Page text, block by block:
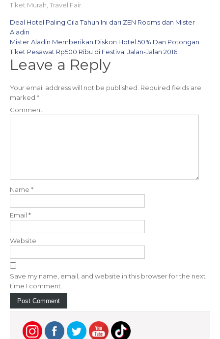
Tiket Murah Travel Fair
P
o
s
t
n
a
t
i
o
n
Deal Hotel Paling Gila Tahun Ini dari ZEN Rooms dan Mister
Aladin
Mister Aladin Memberikan Diskon Hotel 50% Dan Potongan
Tiket Pesawat Rp500 Ribu di Festival Jalan-Jalan 2016
Leave a Reply
Your email address will not be published. Required fields are
marked *
Comment
Name *
Email *
Website
Save my name, email, and website in this browser for the next
time I comment.